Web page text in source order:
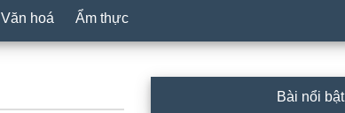
Văn hoá Ẩm thực
Bài nổi bật